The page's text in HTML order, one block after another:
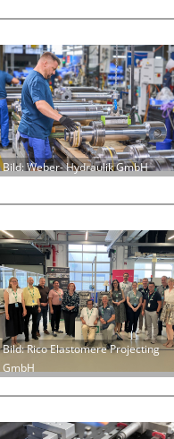
Bild: Weber- Hydraulik GmbH
Bild: Rico Elastomere Projecting
GmbH